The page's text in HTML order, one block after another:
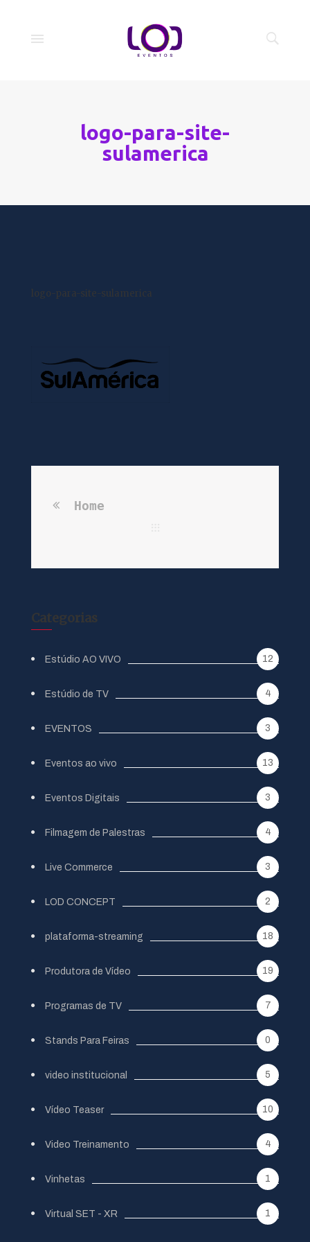
logo-para-site-
sulamerica
logo-para-site-sulamerica
Home
Categorias
Estúdio AO VIVO 12
Estúdio de TV 4
EVENTOS 3
Eventos ao vivo 13
Eventos Digitais 3
Filmagem de Palestras 4
Live Commerce 3
LOD CONCEPT 2
plataforma-streaming 18
Produtora de Vídeo 19
Programas de TV 7
Stands Para Feiras 0
video institucional 5
Vídeo Teaser 10
Video Treinamento 4
Vinhetas 1
Virtual SET - XR 1